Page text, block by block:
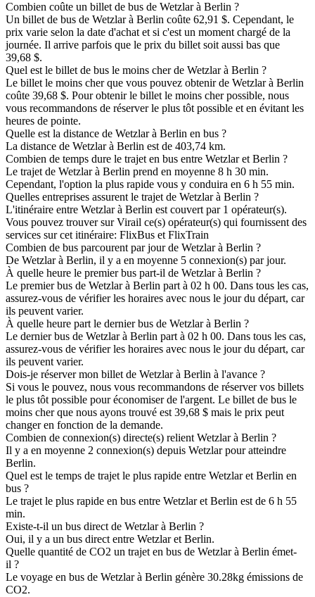
Combien coûte un billet de bus de Wetzlar à Berlin ?
Un billet de bus de Wetzlar à Berlin coûte 62,91 $. Cependant, le
prix varie selon la date d'achat et si c'est un moment chargé de la
journée. Il arrive parfois que le prix du billet soit aussi bas que
39,68 $.
Quel est le billet de bus le moins cher de Wetzlar à Berlin ?
Le billet le moins cher que vous pouvez obtenir de Wetzlar à Berlin
coûte 39,68 $. Pour obtenir le billet le moins cher possible, nous
vous recommandons de réserver le plus tôt possible et en évitant les
heures de pointe.
Quelle est la distance de Wetzlar à Berlin en bus ?
La distance de Wetzlar à Berlin est de 403,74 km.
Combien de temps dure le trajet en bus entre Wetzlar et Berlin ?
Le trajet de Wetzlar à Berlin prend en moyenne 8 h 30 min.
Cependant, l'option la plus rapide vous y conduira en 6 h 55 min.
Quelles entreprises assurent le trajet de Wetzlar à Berlin ?
L'itinéraire entre Wetzlar à Berlin est couvert par 1 opérateur(s).
Vous pouvez trouver sur Virail ce(s) opérateur(s) qui fournissent des
services sur cet itinéraire: FlixBus et FlixTrain
Combien de bus parcourent par jour de Wetzlar à Berlin ?
De Wetzlar à Berlin, il y a en moyenne 5 connexion(s) par jour.
À quelle heure le premier bus part-il de Wetzlar à Berlin ?
Le premier bus de Wetzlar à Berlin part à 02 h 00. Dans tous les cas,
assurez-vous de vérifier les horaires avec nous le jour du départ, car
ils peuvent varier.
À quelle heure part le dernier bus de Wetzlar à Berlin ?
Le dernier bus de Wetzlar à Berlin part à 02 h 00. Dans tous les cas,
assurez-vous de vérifier les horaires avec nous le jour du départ, car
ils peuvent varier.
Dois-je réserver mon billet de Wetzlar à Berlin à l'avance ?
Si vous le pouvez, nous vous recommandons de réserver vos billets
le plus tôt possible pour économiser de l'argent. Le billet de bus le
moins cher que nous ayons trouvé est 39,68 $ mais le prix peut
changer en fonction de la demande.
Combien de connexion(s) directe(s) relient Wetzlar à Berlin ?
Il y a en moyenne 2 connexion(s) depuis Wetzlar pour atteindre
Berlin.
Quel est le temps de trajet le plus rapide entre Wetzlar et Berlin en
bus ?
Le trajet le plus rapide en bus entre Wetzlar et Berlin est de 6 h 55
min.
Existe-t-il un bus direct de Wetzlar à Berlin ?
Oui, il y a un bus direct entre Wetzlar et Berlin.
Quelle quantité de CO2 un trajet en bus de Wetzlar à Berlin émet-
il ?
Le voyage en bus de Wetzlar à Berlin génère 30.28kg émissions de
CO2.